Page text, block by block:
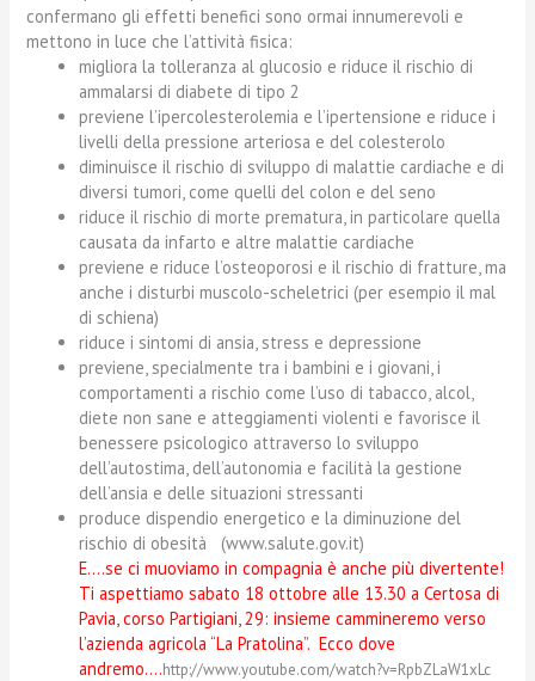
confermano gli effetti benefici sono ormai innumerevoli e
mettono in luce che l’attività fisica:
migliora la tolleranza al glucosio e riduce il rischio di
ammalarsi di diabete di tipo 2
previene l’ipercolesterolemia e l’ipertensione e riduce i
livelli della pressione arteriosa e del colesterolo
diminuisce il rischio di sviluppo di malattie cardiache e di
diversi tumori, come quelli del colon e del seno
riduce il rischio di morte prematura, in particolare quella
causata da infarto e altre malattie cardiache
previene e riduce l’osteoporosi e il rischio di fratture, ma
anche i disturbi muscolo-scheletrici (per esempio il mal
di schiena)
riduce i sintomi di ansia, stress e depressione
previene, specialmente tra i bambini e i giovani, i
comportamenti a rischio come l’uso di tabacco, alcol,
diete non sane e atteggiamenti violenti e favorisce il
benessere psicologico attraverso lo sviluppo
dell’autostima, dell’autonomia e facilità la gestione
dell’ansia e delle situazioni stressanti
produce dispendio energetico e la diminuzione del
rischio di obesità (www.salute.gov.it)
E….se ci muoviamo in compagnia è anche più divertente!
Ti aspettiamo sabato 18 ottobre alle 13.30 a Certosa di
Pavia, corso Partigiani, 29: insieme cammineremo verso
l’azienda agricola “La Pratolina”.Ecco dove
andremo….http://www.youtube.com/watch?v=RpbZLaW1xLc